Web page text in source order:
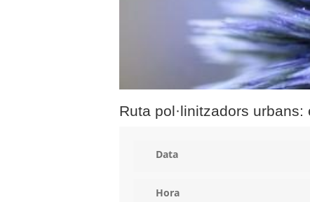
Ruta pol·linitzadors
Data
Hora